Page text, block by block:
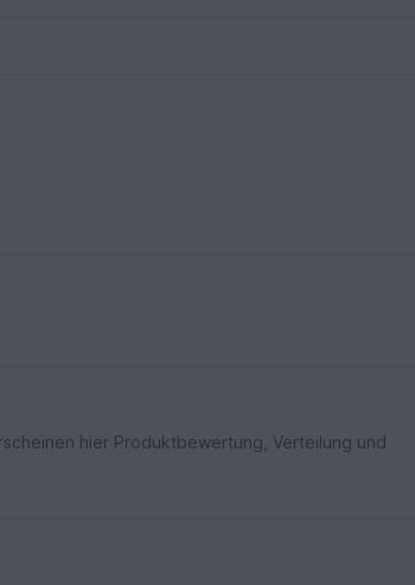
hier Produktbewertung, Verteilung und